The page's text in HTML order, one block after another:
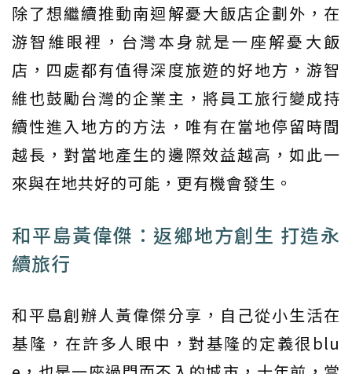
除了想繼續推動南迴解憂大飯店企劃外，在
游智維眼裡，台灣本身就是一座解憂大飯
店，四處都有值得深度旅遊的好地方，游智
維也鼓勵台灣的企業主，將員工旅行變成持
續性進入地方的方法，唯有在當地停留時間
越長，對當地產生的邊際效益越高，如此一
來與在地共好的可能，更有機會發生。
和平島黃偉傑：返鄉地方創生 打造永
續旅行
和平島創辦人黃偉傑分享，自己從小生活在
基隆，在許多人眼中，對基隆的定義很blu